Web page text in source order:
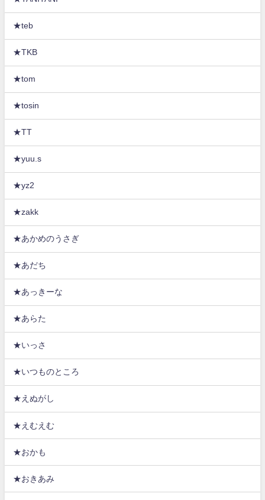
★teb
★TKB
★tom
★tosin
★TT
★yuu.s
★yz2
★zakk
★あかめのうさぎ
★あだち
★あっきーな
★あらた
★いっさ
★いつものところ
★えぬがし
★えむえむ
★おかも
★おきあみ